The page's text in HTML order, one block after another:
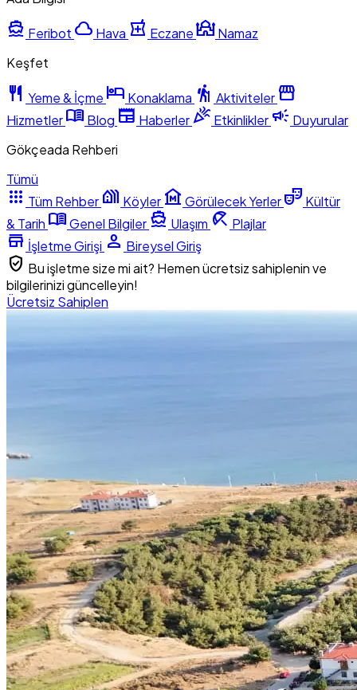
directions_boat Feribot cloud Hava local_pharmacy EczanemosqueNamaz
Keşfet
restaurant Yeme & İçme hotel Konaklama hiking Aktiviteler storefront
Hizmetlermenu_book Blog newspaper Haberler celebrationEtkinlikler campaign Duyurular
Gökçeada Rehberi
Tümü
apps Tüm Rehber holiday_village Köyler museum Görülecek Yerlertheater_comedy Kültür
& Tarih menu_bookGenel Bilgiler directions_boat Ulaşım beach_access Plajlar
store İşletme Girişi person Bireysel Giriş
verified_user Bu işletme size mi ait? Hemen ücretsiz sahiplenin ve
bilgilerinizi güncelleyin!
Ücretsiz Sahiplen